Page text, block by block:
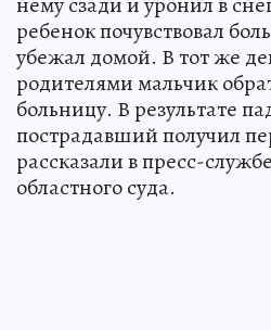
ребенок почувствовал
убежал домой. В тот же
родителями мальчик
больницу. В результате
пострадавший получил
рассказали в пресс-
областного суда.